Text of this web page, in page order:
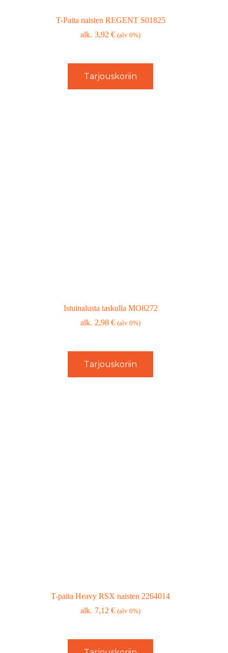
T-Paita naisten REGENT S01825
3,92€ (alv 0%)
Tarjouskoriin
Istuinalusta taskulla MO8272
2,98€ (alv 0%)
Tarjouskoriin
T-paita Heavy RSX naisten 2264014
7,12€ (alv 0%)